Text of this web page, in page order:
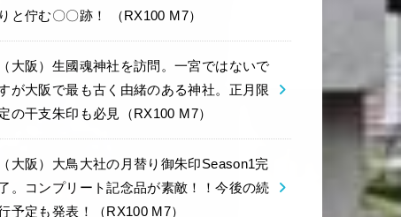
りと佇む〇〇跡！ （RX100 M7）
（大阪）生國魂神社を訪問。一宮ではないで
が大阪で最も古く由緒のある神社。正月限
の干支朱印も必見（RX100 M7）
（大阪）大鳥大社の月替り御朱印Season1完
。コンプリート記念品が素敵！！今後の続
予定も発表！（RX100 M7）